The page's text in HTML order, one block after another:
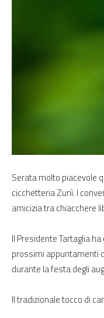
Serata molto piacevole
cicchetteria Zunì. I
amicizia tra chiacchere
Il Presidente Tartaglia
prossimi appuntamenti
durante la festa degli
Il tradizionale tocco di